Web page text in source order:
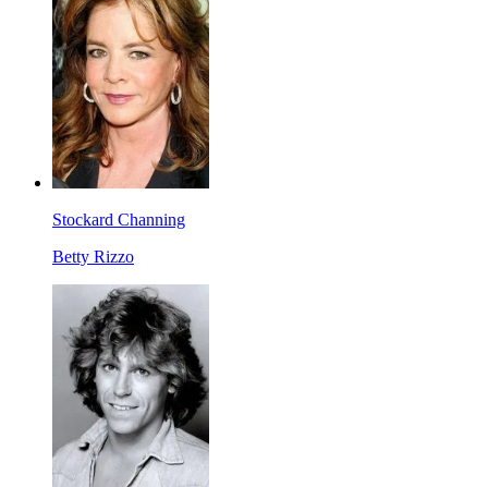
Stockard Channing
Betty Rizzo